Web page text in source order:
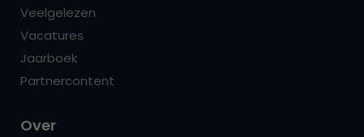
Veelgelezen
Vacatures
Jaarboek
Partnercontent
Over